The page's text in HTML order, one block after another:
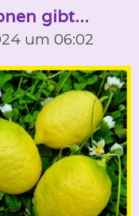
gibt...
um 06:02